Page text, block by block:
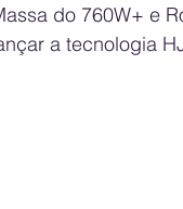
do 760W+ e
a tecnologia